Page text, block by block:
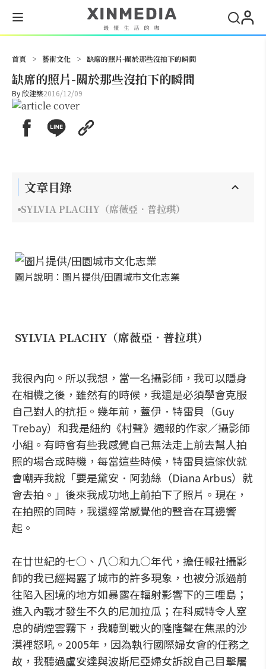
首頁 > 藝術文化 > 缺席的照片-關於那些沒拍下的瞬間
缺席的照片-關於那些沒拍下的瞬間
By欣建築2016/12/09
文章目錄
SYLVIA PLACHY（席薇亞．普拉琪）
圖片說明：圖片提供/田園城市文化志業
SYLVIA PLACHY（席薇亞．普拉琪）
我很內向。所以我想，當一名攝影師，我可以隱身
在相機之後，雖然有的時候，我還是必須學會克服
自己對人的抗拒。幾年前，蓋伊．特雷貝（Guy
Trebay）和我是紐約《村聲》週報的作家／攝影師
小組。有時會有些我感覺自己無法走上前去幫人拍
照的場合或時機，每當這些時候，特雷貝這傢伙就
會嘲弄我說「要是黛安．阿勃絲（Diana Arbus）就
會去拍。」後來我成功地上前拍下了照片。現在，
在拍照的同時，我還經常感覺他的聲音在耳邊響
起。
在廿世紀的七○、八○和九○年代，擔任報社攝影
師的我已經揭露了城市的許多現象，也被分派過前
往陷入困境的地方如暴露在輻射影響下的三哩島；
進入內戰才發生不久的尼加拉瓜；在科威特令人窒
息的硝煙雲霧下，我聽到戰火的隆隆聲在焦黑的沙
漠裡怒吼。2005年，因為執行國際婦女會的任務之
故，我聽過盧安達與波斯尼亞婦女訴說自己目擊屠